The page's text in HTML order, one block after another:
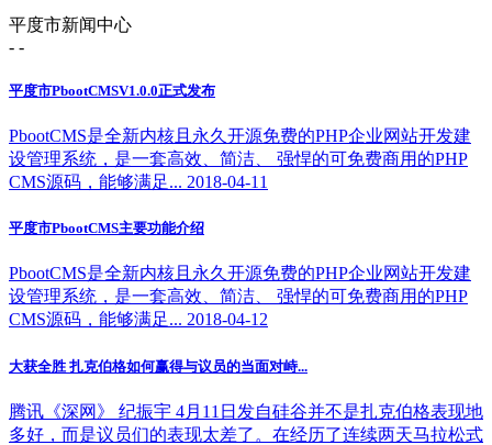
平度市新闻中心
- -
平度市PbootCMSV1.0.0正式发布
PbootCMS是全新内核且永久开源免费的PHP企业网站开发建
设管理系统，是一套高效、简洁、 强悍的可免费商用的PHP
CMS源码，能够满足... 2018-04-11
平度市PbootCMS主要功能介绍
PbootCMS是全新内核且永久开源免费的PHP企业网站开发建
设管理系统，是一套高效、简洁、 强悍的可免费商用的PHP
CMS源码，能够满足... 2018-04-12
大获全胜 扎克伯格如何赢得与议员的当面对峙...
腾讯《深网》 纪振宇 4月11日发自硅谷并不是扎克伯格表现地
多好，而是议员们的表现太差了。在经历了连续两天马拉松式